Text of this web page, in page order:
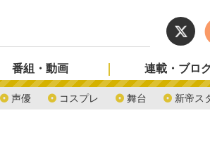
声優 コスプレ 舞台 新帝ス
番組・動画 連載・ブロ